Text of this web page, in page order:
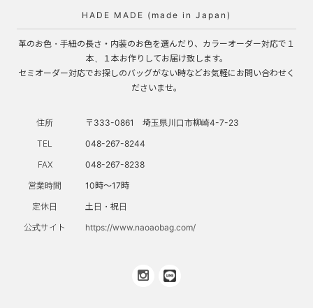
HADE MADE (made in Japan)
革のお色・手紐の長さ・内装のお色を選んだり、カラーオーダー対応で１
本、１本お作りしてお届け致します。
セミオーダー対応でお探しのバッグがない時などお気軽にお問い合わせく
ださいませ。
住所
〒333-0861 埼玉県川口市柳崎4-7-23
TEL
048-267-8244
FAX
048-267-8238
営業時間
10時～17時
定休日
土日・祝日
公式サイト
https://www.naoaobag.com/